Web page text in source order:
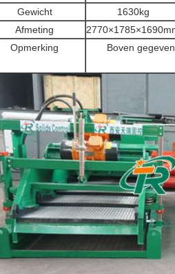
Gewicht
1630kg
Afmeting
Opmerking
Boven